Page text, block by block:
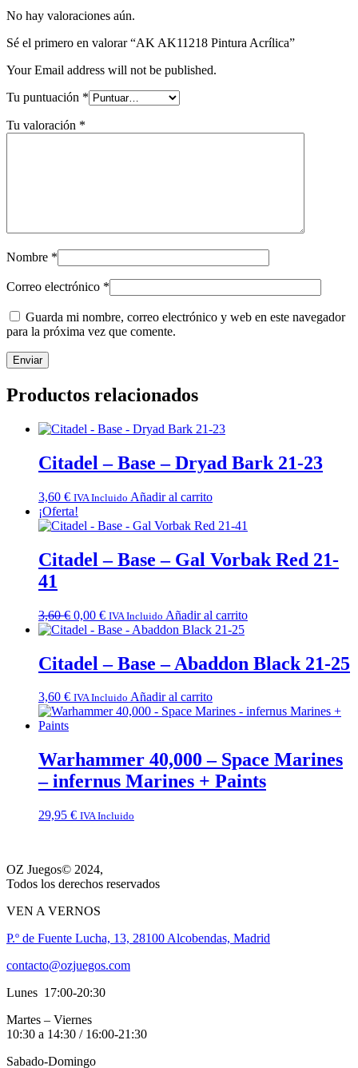
No hay valoraciones aún.
Sé el primero en valorar “AK AK11218 Pintura Acrílica”
Your Email address will not be published.
Tu puntuación *
Tu valoración *
Nombre *
Correo electrónico *
Guarda mi nombre, correo electrónico y web en este navegador
para la próxima vez que comente.
Productos relacionados
Citadel – Base – Dryad Bark 21-23
3,60 € IVA Incluido Añadir al carrito
¡Oferta!
Citadel – Base – Gal Vorbak Red 21-
41
3,60€ El
precio
era:
3,60 €.
0,00 €El
precio
es:
0,00 €.
IVA Incluido Añadir al carrito
Citadel – Base – Abaddon Black 21-25
3,60 € IVA Incluido Añadir al carrito
Warhammer 40,000 – Space Marines
– infernus Marines + Paints
29,95 € IVA Incluido
OZ Juegos© 2024,
Todos los derechos reservados
VEN A VERNOS
P.º de Fuente Lucha, 13, 28100 Alcobendas, Madrid
contacto@ozjuegos.com
Lunes 17:00-20:30
Martes – Viernes
10:30 a 14:30 / 16:00-21:30
Sabado-Domingo